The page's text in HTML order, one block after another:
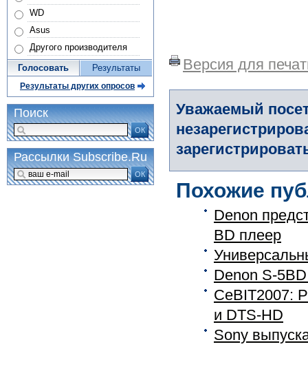
Версия для
Уважаемый
Похожие
Denon
BD плеер
Denon S-
CeBIT2007:
и DTS-HD
Sony
WD
Asus
Другого производителя
Голосовать Результаты
Результаты других опросов
Поиск
ОК
Рассылки Subscribe.Ru
ОК